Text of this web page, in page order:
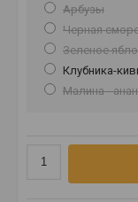
Арбузы
Черная
Зеленое
Клубника-
Малина -